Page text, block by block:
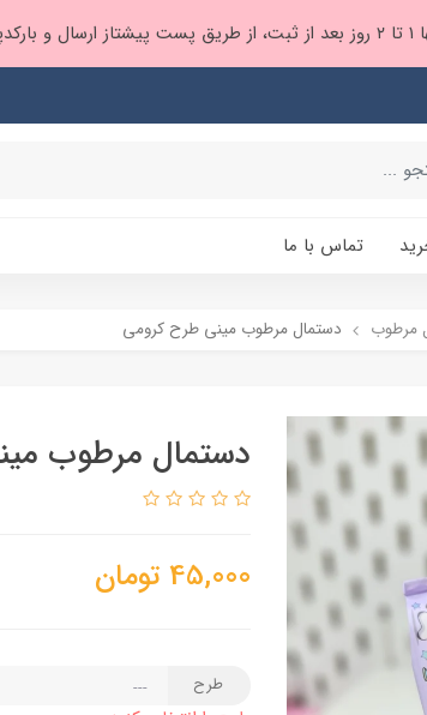
❤️
تماس با ما
مرطوب دستمال مرطوب مینی طرح کرومی
دستمال مرطوب
45,000 تومان
طرح